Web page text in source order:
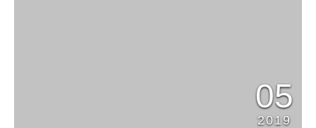
05
2019